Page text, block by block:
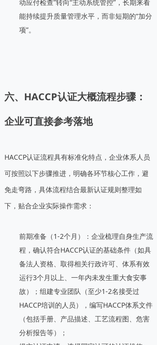
动应付检查”转向“主动系统管控”，长期来看
能持续提升质量管理水平，而非短期的“加分
项”。
六、HACCP认证大概流程步骤：
企业可直接参考落地
HACCP认证流程具有标准化特点，企业体系人员
可按照以下步骤推进，明确各环节核心工作，避
免走弯路，具体流程结合最新认证规则整理如
下，贴合企业实际操作需求：
前期准备（1-2个月）：企业梳理自身生产流
程，确认符合HACCP认证的基础条件（如具
备法人资格、取得相关行政许可、体系有效
运行3个月以上、一年内未发生重大食安事
故）；组建专业团队（至少1-2名接受过
HACCP培训的人员），编写HACCP体系文件
（包括手册、产品描述、工艺流程图、危害
分析报告等）；